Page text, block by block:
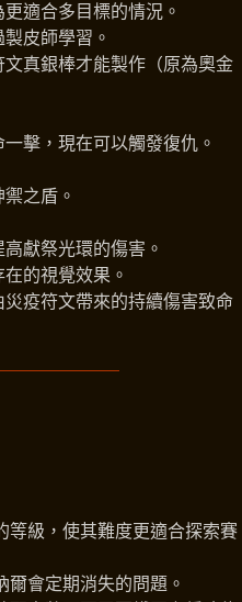
適合多目標的情況。
皮師學習。
真銀棒才能製作（原為奧金
擊，現在可以觸發復仇。
之盾。
獻祭光環的傷害。
的視覺效果。
疫符文帶來的持續傷害致命
等級，使其難度更適合探索賽
會定期消失的問題。